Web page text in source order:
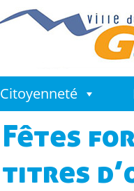
Citoyenneté
Fêtes
titres